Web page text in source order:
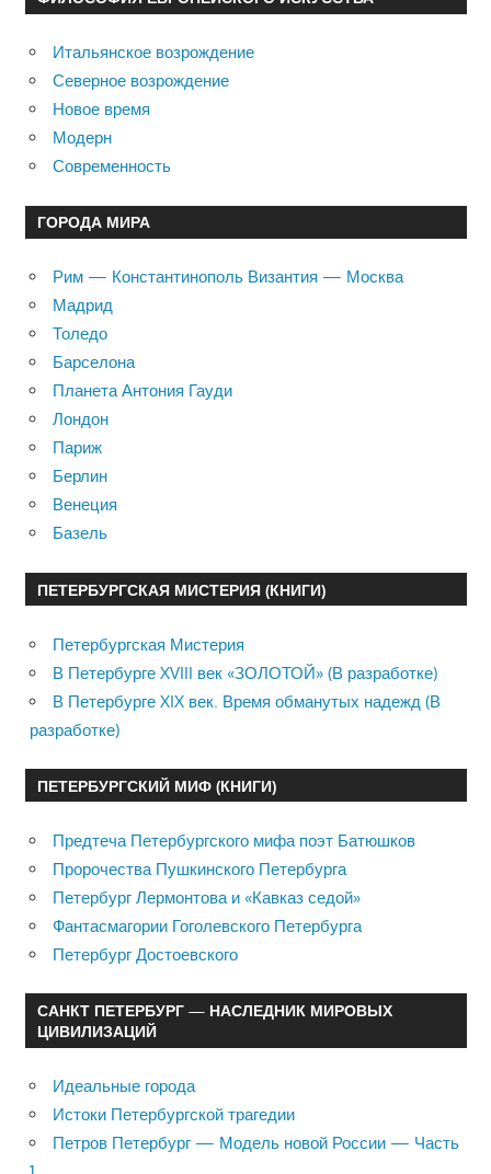
Итальянское возрождение
Северное возрождение
Новое время
Модерн
Современность
ГОРОДА МИРА
Рим — Константинополь Византия — Москва
Мадрид
Толедо
Барселона
Планета Антония Гауди
Лондон
Париж
Берлин
Венеция
Базель
ПЕТЕРБУРГСКАЯ МИСТЕРИЯ (КНИГИ)
Петербургская Мистерия
В Петербурге XVIII век «ЗОЛОТОЙ» (В разработке)
В Петербурге XIX век. Время обманутых надежд (В
разработке)
ПЕТЕРБУРГСКИЙ МИФ (КНИГИ)
Предтеча Петербургского мифа поэт Батюшков
Пророчества Пушкинского Петербурга
Петербург Лермонтова и «Кавказ седой»
Фантасмагории Гоголевского Петербурга
Петербург Достоевского
САНКТ ПЕТЕРБУРГ — НАСЛЕДНИК МИРОВЫХ
ЦИВИЛИЗАЦИЙ
Идеальные города
Истоки Петербургской трагедии
Петров Петербург — Модель новой России — Часть